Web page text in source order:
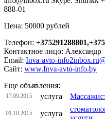
888-01
Цена: 50000 рублей
Телефон:
Контактное лицо: Александр
Email: Inva-avto-
Сайт: www.Inva-avto-info.by
Еще объявления:
17.09.2015 услуга
01.10.2015 услуга